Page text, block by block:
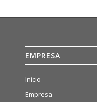
EMPRESA
Inicio
Empresa